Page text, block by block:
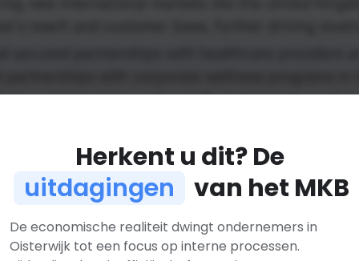
Herkent u dit? De
uitdagingen
van het MKB
De economische realiteit dwingt ondernemers in
Oisterwijk tot een focus op interne processen.